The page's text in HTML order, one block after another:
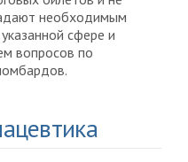
необходимым
сфере и
вопросов по